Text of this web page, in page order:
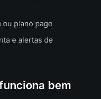
ou plano pago
e alertas de
bem